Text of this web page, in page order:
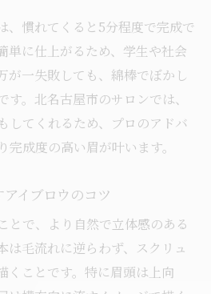
、慣れてくると5分程度で完成で
単に仕上がるため、学生や社会
が一失敗しても、綿棒でぼかし
。北名古屋市のサロンでは、
してくれるため、プロのアドバ
完成度の高い眉が叶います。
イブロウのコツ
とで、より自然で立体感のある
は毛流れに逆らわず、スクリュ
くことです。特に眉頭は上向